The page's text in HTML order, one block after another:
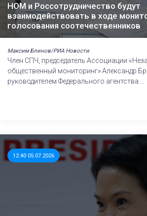
НОМ и Россотрудничество будут
взаимодействовать в ходе
голосования соотечественников
Максим Блинов/РИА Новости
Член СПЧ, председатель Ассоциации
общественный мониторинг» Александр
руководителем Федерального агентства ...
12:40 05.07.2026